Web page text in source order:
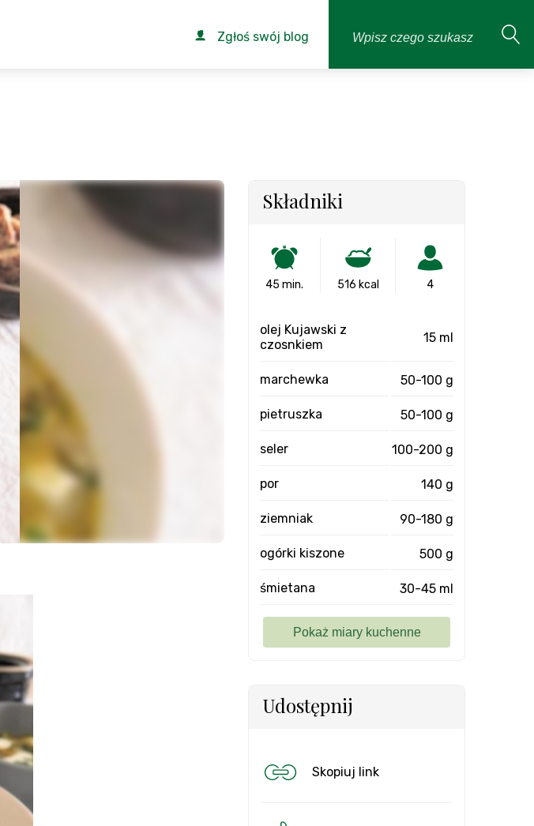
Zgłoś swój blog
Składniki
45 min. 516 kcal 4
olej Kujawski z
czosnkiem
15 ml
marchewka 50-100 g
pietruszka 50-100 g
seler 100-200 g
por 140 g
ziemniak 90-180 g
ogórki kiszone 500 g
śmietana 30-45 ml
Udostępnij
Skopiuj link